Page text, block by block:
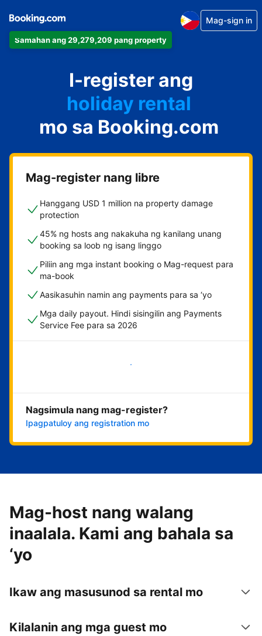
Samahan ang 29,279,209 pang property
Mag-sign in
I-register ang
apartment
hotel
holiday rental
guest house
bed and breakfast
mo sa Booking.com
Mag-register nang libre
Hanggang USD 1 million na property damage
protection
45% ng hosts ang nakakuha ng kanilang unang
booking sa loob ng isang linggo
Piliin ang mga instant booking o Mag-request para
ma-book
Aasikasuhin namin ang payments para sa ‘yo
Mga daily payout. Hindi sisingilin ang Payments
Service Fee para sa 2026
Magsimula na
Nagsimula nang mag-register?
Ipagpatuloy ang registration mo
Mag-host nang walang
inaalala. Kami ang bahala sa
‘yo
Ikaw ang masusunod sa rental mo
Kilalanin ang mga guest mo